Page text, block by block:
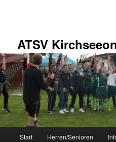
ATSV
Start Herren/Senioren